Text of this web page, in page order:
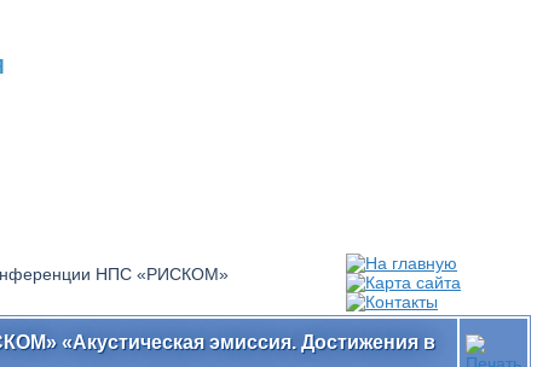
НПС «РИСКОМ»
«Акустическая эмиссия. Достижения в